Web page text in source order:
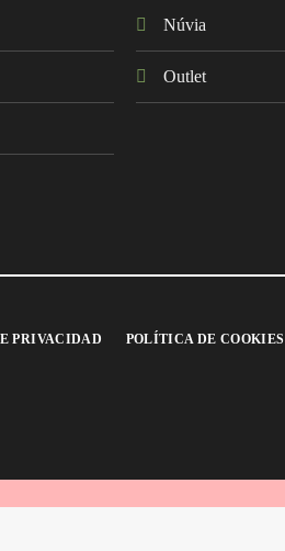
Núvia
Outlet
PRIVACIDAD POLÍTICA DE COOKIES